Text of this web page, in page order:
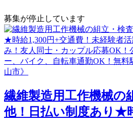
募集が停止しています
繊維製造用工作機械の
他！日払い制度あり★